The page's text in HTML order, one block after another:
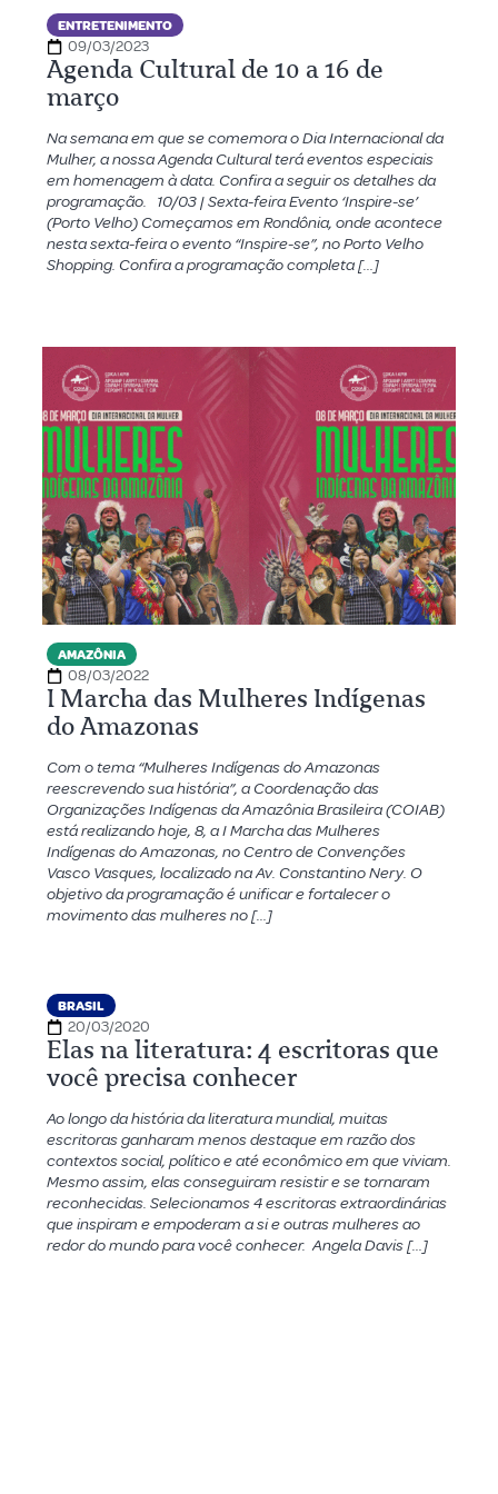
ENTRETENIMENTO
09/03/2023
Agenda Cultural de 10 a 16 de
março
Na semana em que se comemora o Dia Internacional da
Mulher, a nossa Agenda Cultural terá eventos especiais
em homenagem à data. Confira a seguir os detalhes da
programação. 10/03 | Sexta-feira Evento ‘Inspire-se’
(Porto Velho) Começamos em Rondônia, onde acontece
nesta sexta-feira o evento “Inspire-se”, no Porto Velho
Shopping. Confira a programação completa […]
AMAZÔNIA
08/03/2022
I Marcha das Mulheres Indígenas
do Amazonas
Com o tema “Mulheres Indígenas do Amazonas
reescrevendo sua história”, a Coordenação das
Organizações Indígenas da Amazônia Brasileira (COIAB)
está realizando hoje, 8, a I Marcha das Mulheres
Indígenas do Amazonas, no Centro de Convenções
Vasco Vasques, localizado na Av. Constantino Nery. O
objetivo da programação é unificar e fortalecer o
movimento das mulheres no […]
BRASIL
20/03/2020
Elas na literatura: 4 escritoras que
você precisa conhecer
Ao longo da história da literatura mundial, muitas
escritoras ganharam menos destaque em razão dos
contextos social, político e até econômico em que viviam.
Mesmo assim, elas conseguiram resistir e se tornaram
reconhecidas. Selecionamos 4 escritoras extraordinárias
que inspiram e empoderam a si e outras mulheres ao
redor do mundo para você conhecer. Angela Davis […]